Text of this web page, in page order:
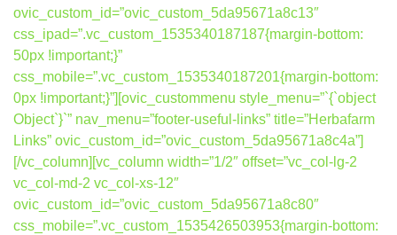
ovic_custom_id=”ovic_custom_5da95671a8c13″
css_ipad=”.vc_custom_1535340187187{margin-bottom:
50px !important;}”
css_mobile=”.vc_custom_1535340187201{margin-bottom:
0px !important;}”][ovic_custommenu style_menu=”`{`object
Object`}`” nav_menu=”footer-useful-links” title=”Herbafarm
Links” ovic_custom_id=”ovic_custom_5da95671a8c4a”]
[/vc_column][vc_column width=”1/2″ offset=”vc_col-lg-2
vc_col-md-2 vc_col-xs-12″
ovic_custom_id=”ovic_custom_5da95671a8c80″
css_mobile=”.vc_custom_1535426503953{margin-bottom: